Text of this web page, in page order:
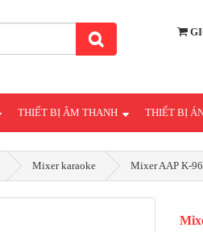
THIẾT BỊ ÂM THANH THIẾT BỊ
Mixer karaoke Mixer AAP K-